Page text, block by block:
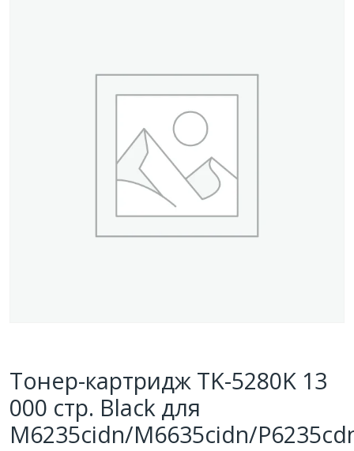
Тонер-картридж TK-5280K 13
000 стр. Black для
M6235cidn/M6635cidn/